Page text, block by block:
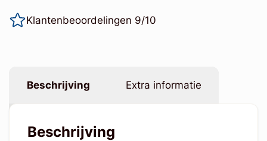
Klantenbeoordelingen 9/10
Beschrijving Extra informatie
Beschrijving